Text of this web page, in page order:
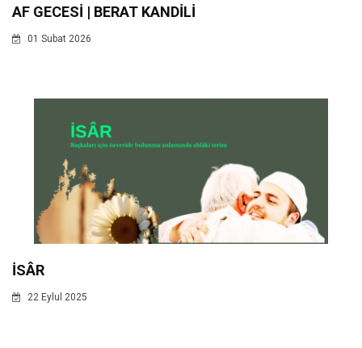
AF GECESİ | BERAT KANDİLİ
01 Subat 2026
İSÂR
22 Eylul 2025